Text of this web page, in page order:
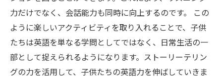
力だけでなく、会話能力も同時に向上するのです。 この
ように楽しいアクティビティを取り入れることで、子供
たちは英語を単なる学問としてではなく、日常生活の一
部として捉えられるようになります。ストーリーテリン
グの力を活用して、子供たちの英語力を伸ばしていきま